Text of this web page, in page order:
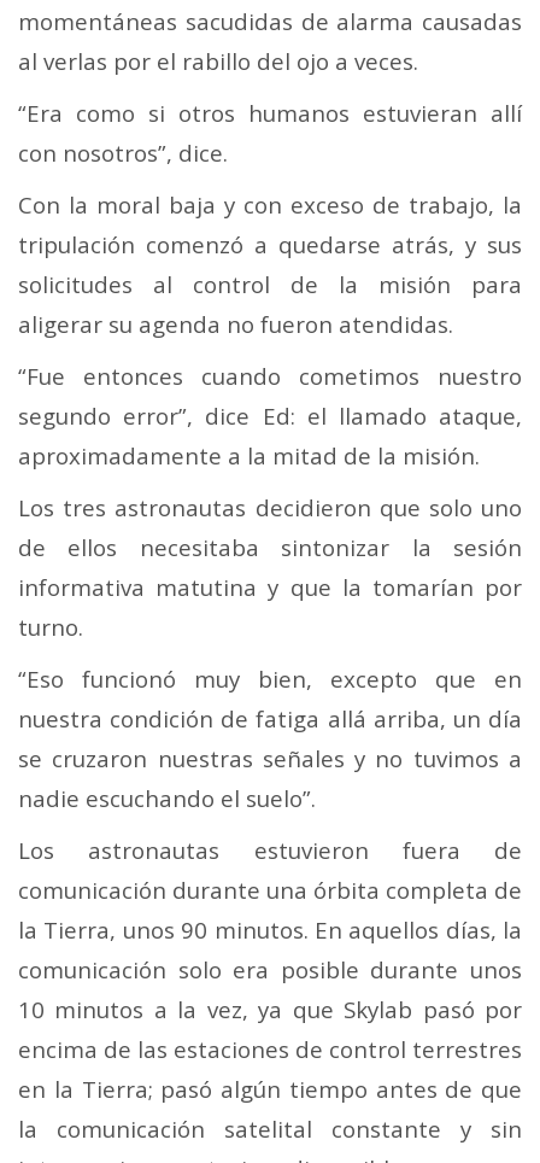
momentáneas sacudidas de alarma causadas
al verlas por el rabillo del ojo a veces.
“Era como si otros humanos estuvieran allí
con nosotros”, dice.
Con la moral baja y con exceso de trabajo, la
tripulación comenzó a quedarse atrás, y sus
solicitudes al control de la misión para
aligerar su agenda no fueron atendidas.
“Fue entonces cuando cometimos nuestro
segundo error”, dice Ed: el llamado ataque,
aproximadamente a la mitad de la misión.
Los tres astronautas decidieron que solo uno
de ellos necesitaba sintonizar la sesión
informativa matutina y que la tomarían por
turno.
“Eso funcionó muy bien, excepto que en
nuestra condición de fatiga allá arriba, un día
se cruzaron nuestras señales y no tuvimos a
nadie escuchando el suelo”.
Los astronautas estuvieron fuera de
comunicación durante una órbita completa de
la Tierra, unos 90 minutos. En aquellos días, la
comunicación solo era posible durante unos
10 minutos a la vez, ya que Skylab pasó por
encima de las estaciones de control terrestres
en la Tierra; pasó algún tiempo antes de que
la comunicación satelital constante y sin